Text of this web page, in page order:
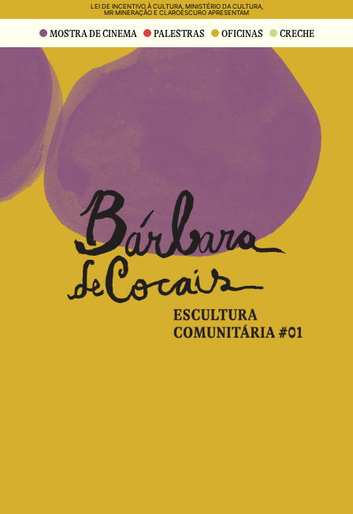
LEI DE INCENTIVO À CULTURA, MINISTÉRIO DA CULTURA,
MR MINERAÇÃO E CLAROESCURO APRESENTAM
MOSTRA DE CINEMA PALESTRAS OFICINAS CRECHE